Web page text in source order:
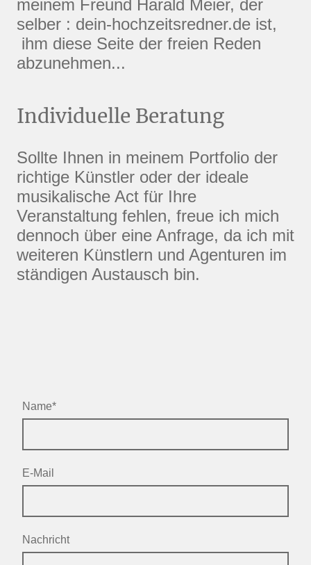
meinem Freund Harald Meier, der
selber : dein-hochzeitsredner.de ist,
ihm diese Seite der freien Reden
abzunehmen...
Individuelle Beratung
Sollte Ihnen in meinem Portfolio der
richtige Künstler oder der ideale
musikalische Act für Ihre
Veranstaltung fehlen, freue ich mich
dennoch über eine Anfrage, da ich mit
weiteren Künstlern und Agenturen im
ständigen Austausch bin.
Name*
E-Mail
Nachricht